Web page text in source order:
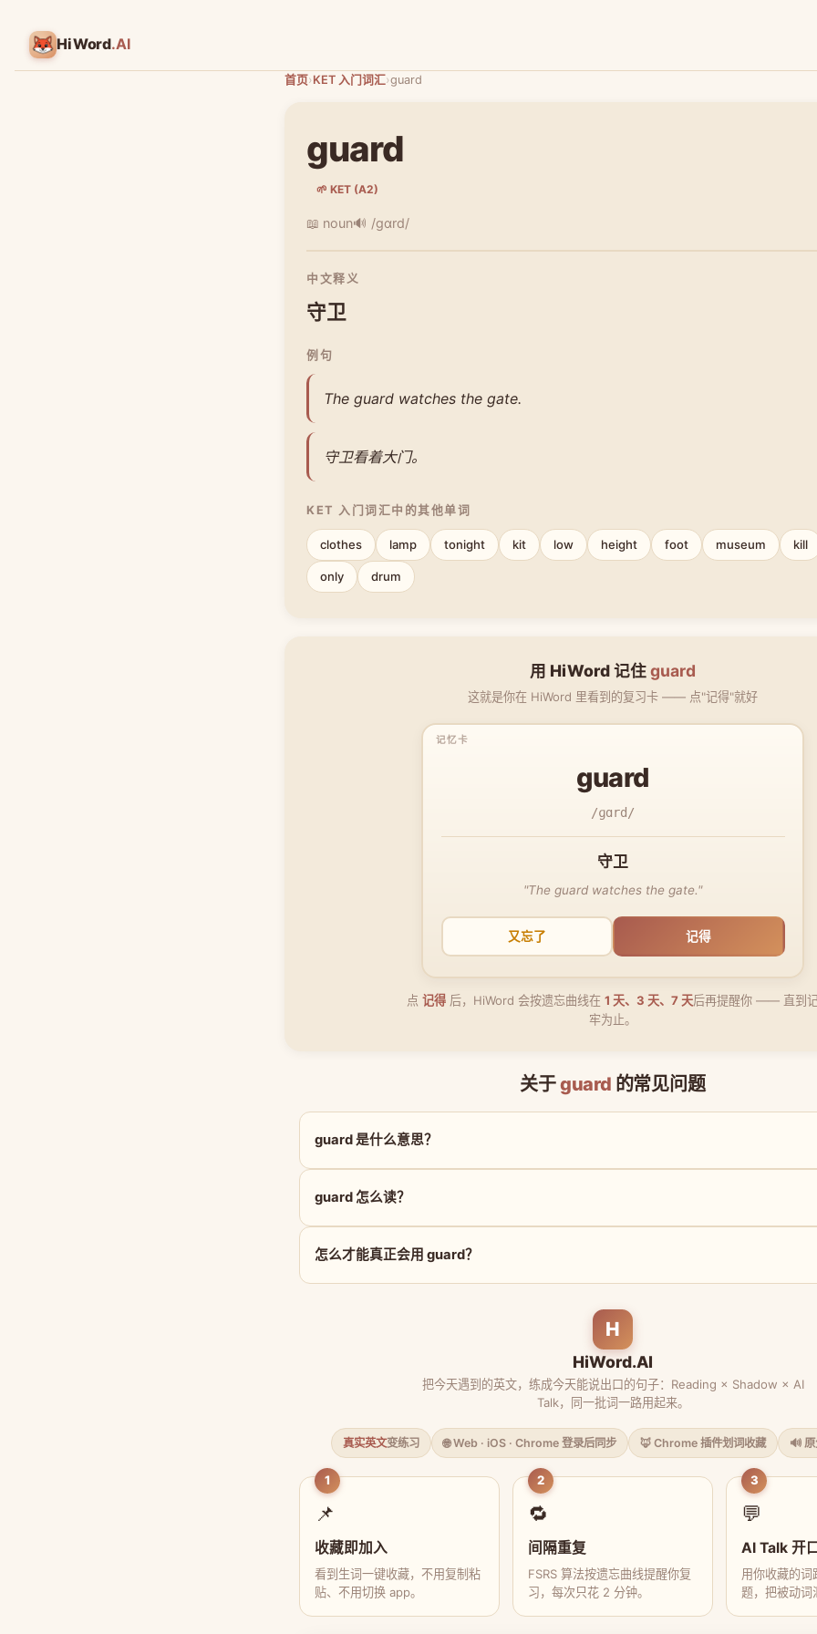
HiWord.AI
首页›KET 入门词汇›guard
guard
🌱 KET (A2)
📖 noun🔊 /ɡɑrd/
中文释义
守卫
例句
The guard watches the gate.
守卫看着大门。
KET 入门词汇中的其他单词
clothes lamp tonight kit low height foot museum kill
only drum
用 HiWord 记住guard
这就是你在 HiWord 里看到的复习卡 —— 点"记得"就好
guard
/ɡɑrd/
守卫
"The guard watches the gate."
又忘了 记得
点 记得 后，HiWord 会按遗忘曲线在 1 天、3 天、7 天后再提醒你 —— 直到
牢为止。
关于guard 的常见问题
guard 是什么意思？
guard 怎么读？
怎么才能真正会用 guard？
H
HiWord.AI
把今天遇到的英文，练成今天能说出口的句子：Reading × Shadow × AI
Talk，同一批词一路用起来。
真实英文变练习 🌐 Web · iOS · Chrome 登录后同步 🦊 Chrome 插件划词收藏 🔊
1
📌
收藏即加入
看到生词一键收藏，不用复制粘
贴、不用切换 app。
2
🔁
间隔重复
FSRS 算法按遗忘曲线提醒你复
习，每次只花 2 分钟。
3
💬
AI Talk 开
用你收藏的词
题，把被动词